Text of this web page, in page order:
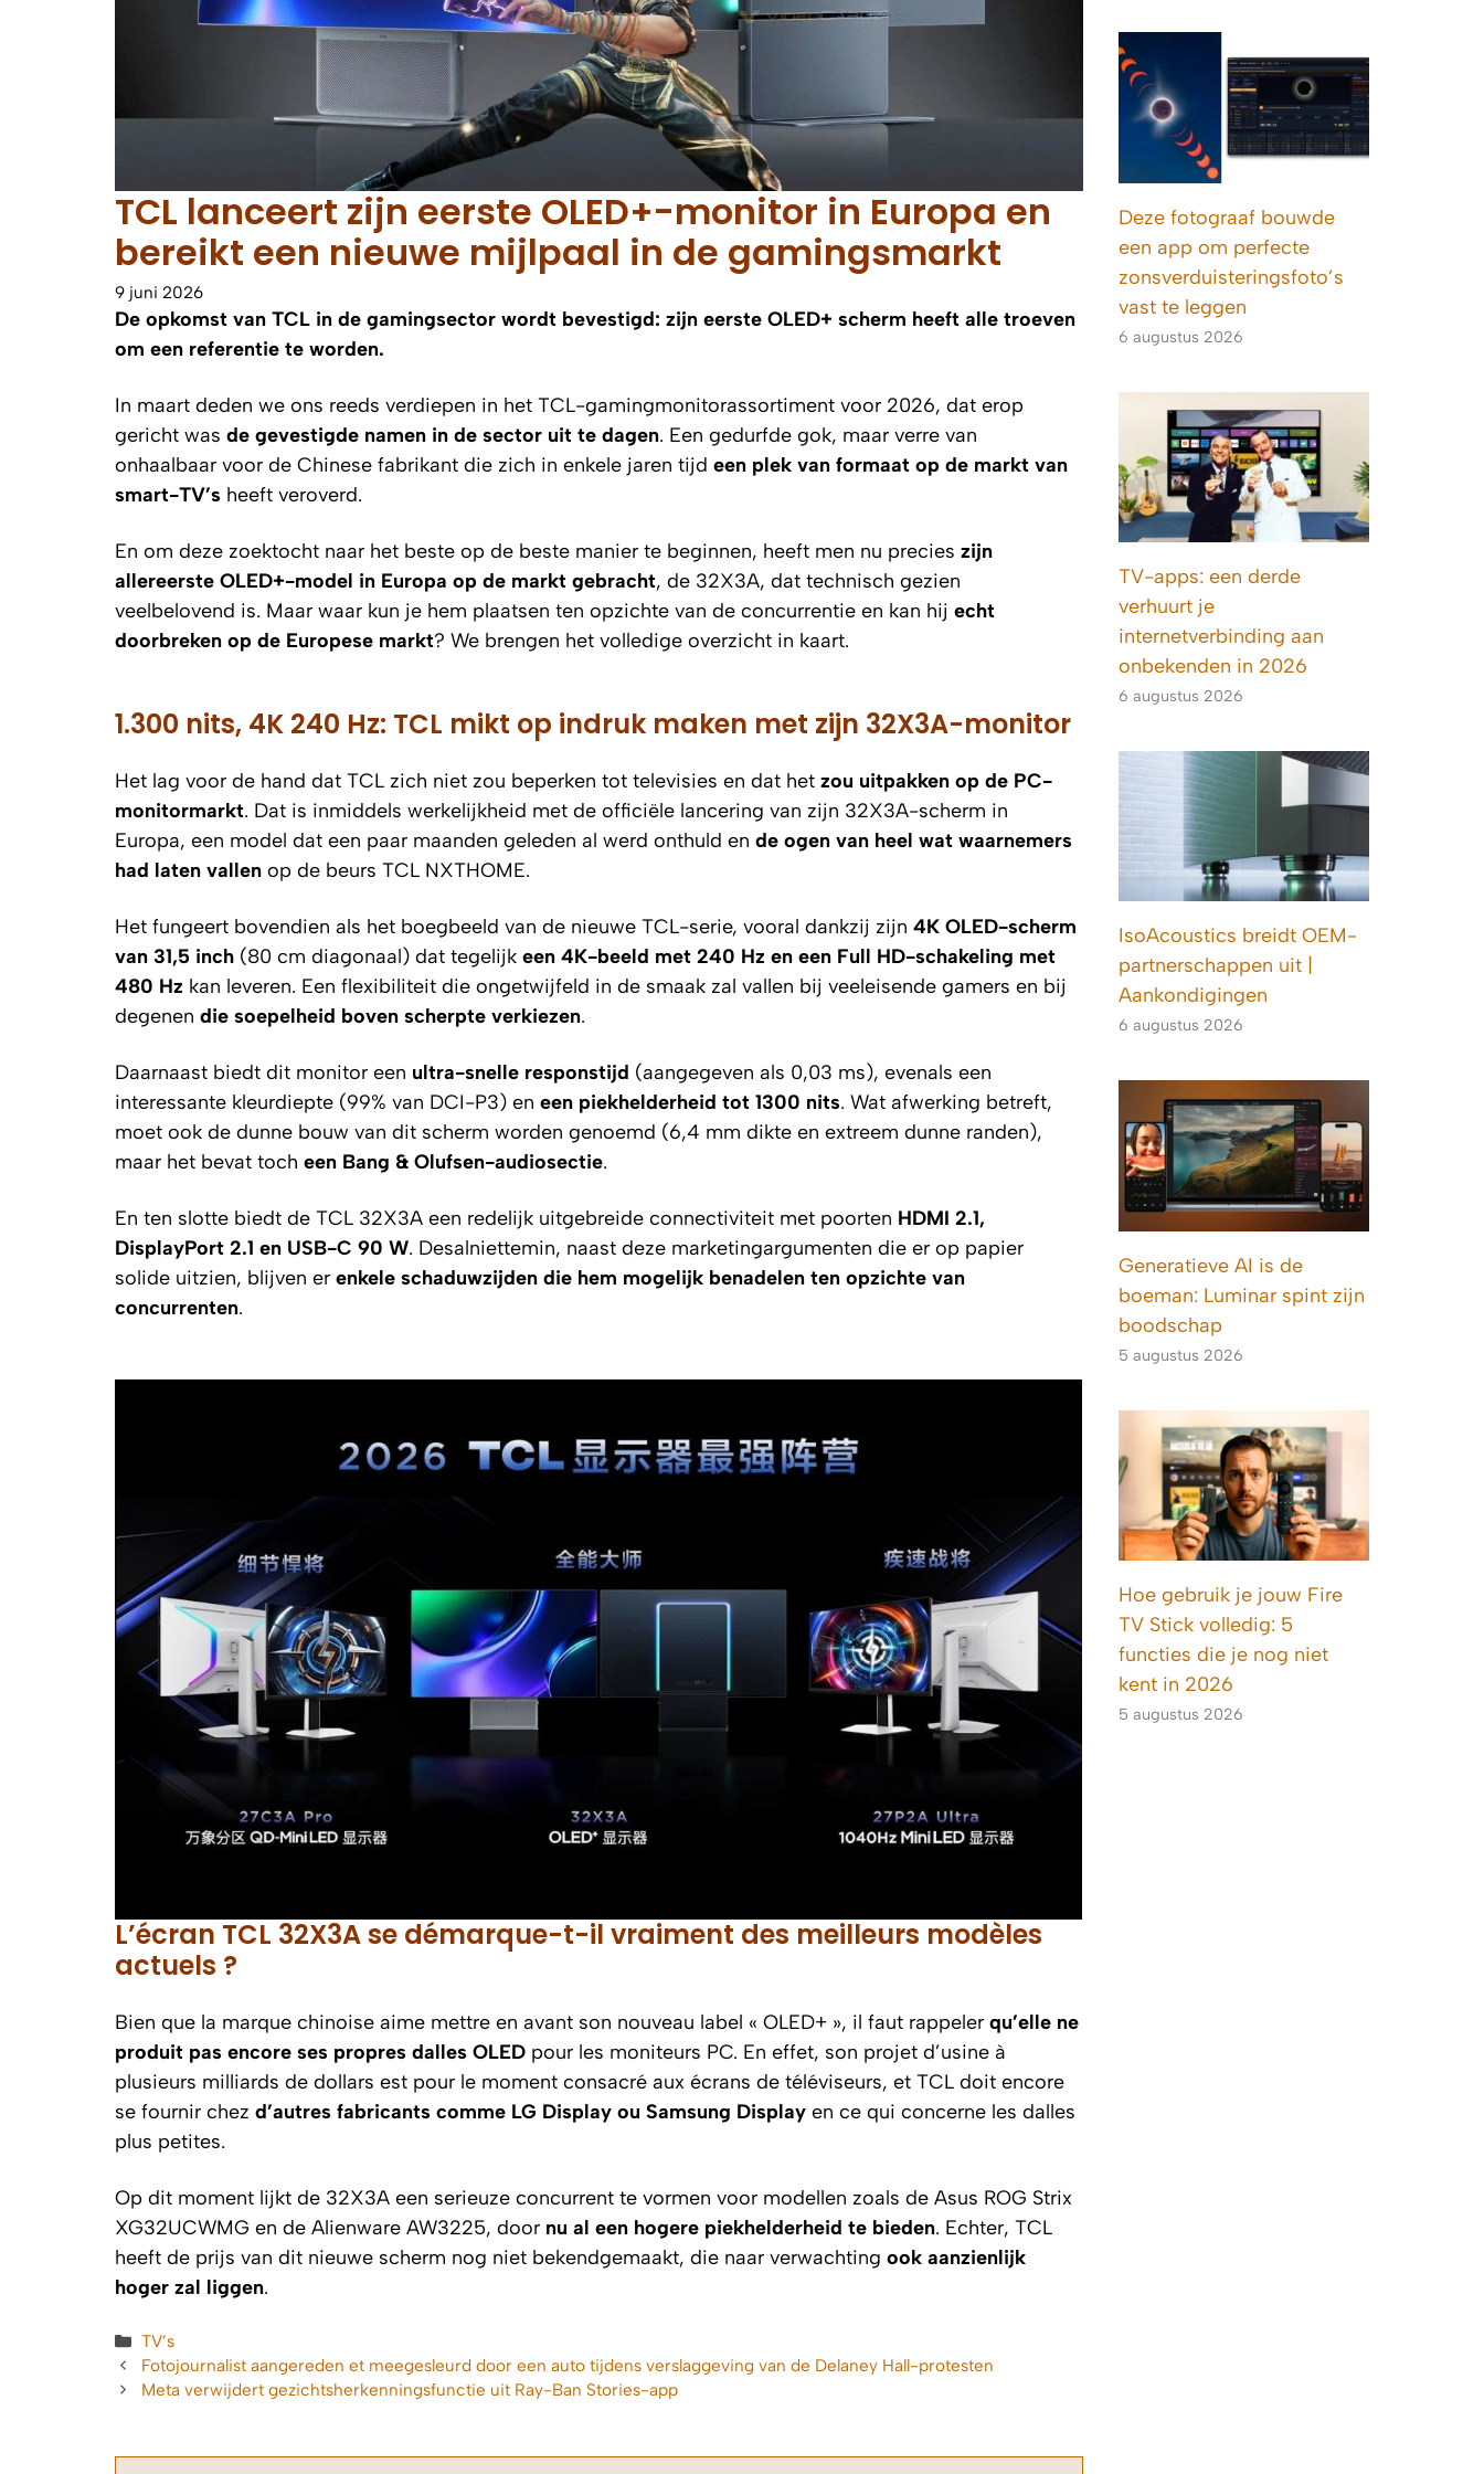
TCL lanceert zijn eerste OLED+-monitor in Europa en
bereikt een nieuwe mijlpaal in de gamingsmarkt
9 juni 2026
De opkomst van TCL in de gamingsector wordt bevestigd: zijn eerste OLED+ scherm heeft alle troeven
om een referentie te worden.
In maart deden we ons reeds verdiepen in het TCL-gamingmonitorassortiment voor 2026, dat erop
gericht was de gevestigde namen in de sector uit te dagen. Een gedurfde gok, maar verre van
onhaalbaar voor de Chinese fabrikant die zich in enkele jaren tijd een plek van formaat op de markt van
smart-TV’s heeft veroverd.
En om deze zoektocht naar het beste op de beste manier te beginnen, heeft men nu precies zijn
allereerste OLED+-model in Europa op de markt gebracht, de 32X3A, dat technisch gezien
veelbelovend is. Maar waar kun je hem plaatsen ten opzichte van de concurrentie en kan hij echt
doorbreken op de Europese markt? We brengen het volledige overzicht in kaart.
1.300 nits, 4K 240 Hz: TCL mikt op indruk maken met zijn 32X3A-monitor
Het lag voor de hand dat TCL zich niet zou beperken tot televisies en dat het zou uitpakken op de PC-
monitormarkt. Dat is inmiddels werkelijkheid met de officiële lancering van zijn 32X3A-scherm in
Europa, een model dat een paar maanden geleden al werd onthuld en de ogen van heel wat waarnemers
had laten vallen op de beurs TCL NXTHOME.
Het fungeert bovendien als het boegbeeld van de nieuwe TCL-serie, vooral dankzij zijn 4K OLED-scherm
van 31,5 inch (80 cm diagonaal) dat tegelijk een 4K-beeld met 240 Hz en een Full HD-schakeling met
480 Hz kan leveren. Een flexibiliteit die ongetwijfeld in de smaak zal vallen bij veeleisende gamers en bij
degenen die soepelheid boven scherpte verkiezen.
Daarnaast biedt dit monitor een ultra-snelle responstijd (aangegeven als 0,03 ms), evenals een
interessante kleurdiepte (99% van DCI-P3) en een piekhelderheid tot 1300 nits. Wat afwerking betreft,
moet ook de dunne bouw van dit scherm worden genoemd (6,4 mm dikte en extreem dunne randen),
maar het bevat toch een Bang & Olufsen-audiosectie.
En ten slotte biedt de TCL 32X3A een redelijk uitgebreide connectiviteit met poorten HDMI 2.1,
DisplayPort 2.1 en USB-C 90 W. Desalniettemin, naast deze marketingargumenten die er op papier
solide uitzien, blijven er enkele schaduwzijden die hem mogelijk benadelen ten opzichte van
concurrenten.
L’écran TCL 32X3A se démarque-t-il vraiment des meilleurs modèles
actuels ?
Bien que la marque chinoise aime mettre en avant son nouveau label « OLED+ », il faut rappeler qu’elle ne
produit pas encore ses propres dalles OLED pour les moniteurs PC. En effet, son projet d’usine à
plusieurs milliards de dollars est pour le moment consacré aux écrans de téléviseurs, et TCL doit encore
se fournir chez d’autres fabricants comme LG Display ou Samsung Display en ce qui concerne les dalles
plus petites.
Op dit moment lijkt de 32X3A een serieuze concurrent te vormen voor modellen zoals de Asus ROG Strix
XG32UCWMG en de Alienware AW3225, door nu al een hogere piekhelderheid te bieden. Echter, TCL
heeft de prijs van dit nieuwe scherm nog niet bekendgemaakt, die naar verwachting ook aanzienlijk
hoger zal liggen.
Categorieën
TV’s
Fotojournalist aangereden et meegesleurd door een auto tijdens verslaggeving van de Delaney Hall-protesten
Meta verwijdert gezichtsherkenningsfunctie uit Ray-Ban Stories-app
Deze fotograaf bouwde
een app om perfecte
zonsverduisteringsfoto’s
vast te leggen
6 augustus 2026
TV-apps: een derde
verhuurt je
internetverbinding aan
onbekenden in 2026
6 augustus 2026
IsoAcoustics breidt OEM-
partnerschappen uit |
Aankondigingen
6 augustus 2026
Generatieve AI is de
boeman: Luminar spint zijn
boodschap
5 augustus 2026
Hoe gebruik je jouw Fire
TV Stick volledig: 5
functies die je nog niet
kent in 2026
5 augustus 2026